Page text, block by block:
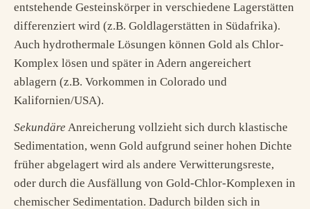
entstehende Gesteinskörper in verschiedene Lagerstätten
differenziert wird (z.B. Goldlagerstätten in Südafrika).
Auch hydrothermale Lösungen können Gold als Chlor-
Komplex lösen und später in Adern angereichert
ablagern (z.B. Vorkommen in Colorado und
Kalifornien/USA).
Sekundäre Anreicherung vollzieht sich durch klastische
Sedimentation, wenn Gold aufgrund seiner hohen Dichte
früher abgelagert wird als andere Verwitterungsreste,
oder durch die Ausfällung von Gold-Chlor-Komplexen in
chemischer Sedimentation. Dadurch bilden sich in